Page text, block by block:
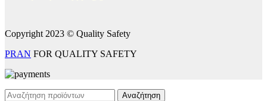
Copyright 2023 © Quality Safety
PRAN FOR QUALITY SAFETY
Αναζήτηση